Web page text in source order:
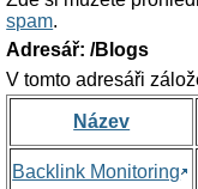
spam.
Adresář: /Blogs
V tomto adresáři
Název
Backlink Monitoring